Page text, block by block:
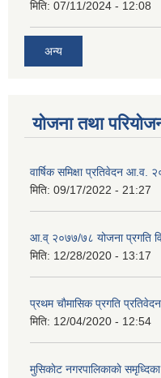
मिति: 07/11/2024 - 12:08
अन्य
योजना तथा
वार्षिक समिक्षा प्रतिवेदन आ.व.
मिति: 09/17/2022 - 21:27
आ.व् २०७७/७८ योजना प्रगति
मिति: 12/28/2020 - 13:17
प्रथम चाैमासिक प्रगति
मिति: 12/04/2020 - 12:54
मुसिकाेट नगरपालिकाकाे